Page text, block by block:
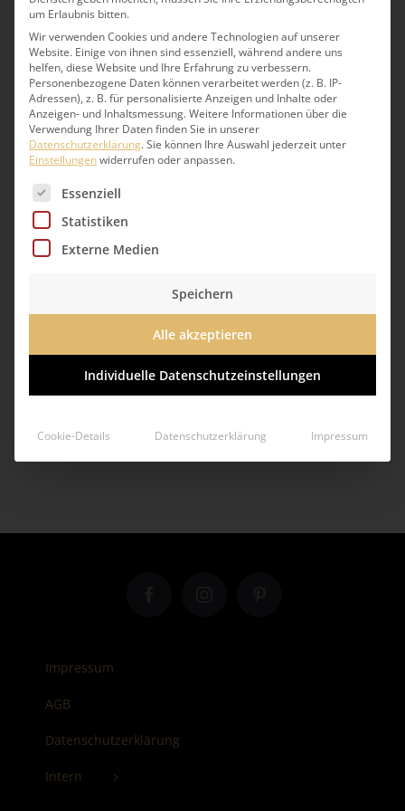
Wir beraten Sie gern.
Berlin:030 71091-11
catering-berlin@lindner-esskultur.de
Hamburg:040 7344 95-222
catering-hamburg@lindner-esskultur.de
Impressum
AGB
Datenschutzerklärung
Intern
um Erlaubnis bitten.
Wir verwenden Cookies und andere Technologien auf unserer
Website. Einige von ihnen sind essenziell, während andere uns
helfen, diese Website und Ihre Erfahrung zu verbessern.
Personenbezogene Daten können verarbeitet werden (z. B. IP-
Adressen), z. B. für personalisierte Anzeigen und Inhalte oder
Anzeigen- und Inhaltsmessung.Weitere Informationen über die
Verwendung Ihrer Daten finden Sie in unserer
Datenschutzerklärung.Sie können Ihre Auswahl jederzeit unter
Einstellungenwiderrufen oder anpassen.
Es folgt eine Liste der Service-Gruppen, für die eine
Essenziell
Statistiken
Externe Medien
Speichern
Alle akzeptieren
Individuelle Datenschutzeinstellungen
Cookie-Details Datenschutzerklärung Impressum